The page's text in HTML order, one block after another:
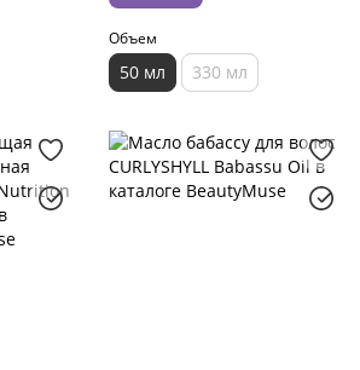
Объем
50 мл 330 мл